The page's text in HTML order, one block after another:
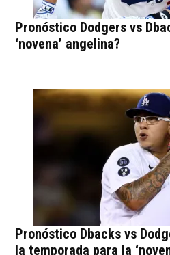
Pronóstico Dodgers vs
‘novena’ angelina?
Pronóstico Dbacks vs
la temporada para la